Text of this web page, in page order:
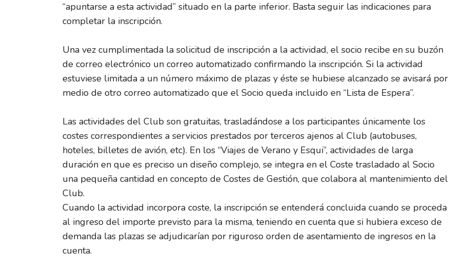
“apuntarse a esta actividad” situado en la parte inferior. Basta seguir las indicaciones para
completar la inscripción.
Una vez cumplimentada la solicitud de inscripción a la actividad, el socio recibe en su buzón
de correo electrónico un correo automatizado confirmando la inscripción. Si la actividad
estuviese limitada a un número máximo de plazas y éste se hubiese alcanzado se avisará por
medio de otro correo automatizado que el Socio queda incluido en “Lista de Espera”.
Las actividades del Club son gratuitas, trasladándose a los participantes únicamente los
costes correspondientes a servicios prestados por terceros ajenos al Club (autobuses,
hoteles, billetes de avión, etc). En los “Viajes de Verano y Esqui”, actividades de larga
duración en que es preciso un diseño complejo, se integra en el Coste trasladado al Socio
una pequeña cantidad en concepto de Costes de Gestión, que colabora al mantenimiento del
Club.
Cuando la actividad incorpora coste, la inscripción se entenderá concluida cuando se proceda
al ingreso del importe previsto para la misma, teniendo en cuenta que si hubiera exceso de
demanda las plazas se adjudicarían por riguroso orden de asentamiento de ingresos en la
cuenta.